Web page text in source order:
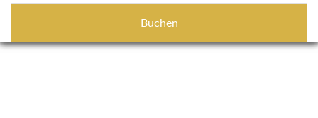
Buchen